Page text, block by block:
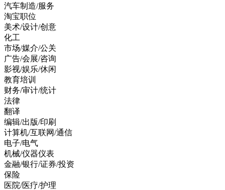
汽车制造/服务
淘宝职位
美术/设计/创意
化工
市场/媒介/公关
广告/会展/咨询
影视/娱乐/休闲
教育培训
财务/审计/统计
法律
翻译
编辑/出版/印刷
计算机/互联网/通信
电子/电气
机械/仪器仪表
金融/银行/证券/投资
保险
医院/医疗/护理